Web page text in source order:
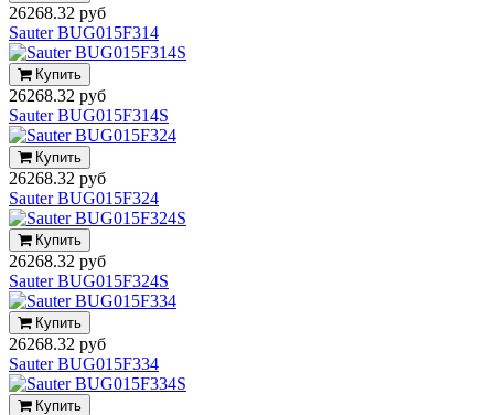
26268.32 руб
Sauter BUG015F314
Купить
26268.32 руб
Sauter BUG015F314S
Купить
26268.32 руб
Sauter BUG015F324
Купить
26268.32 руб
Sauter BUG015F324S
Купить
26268.32 руб
Sauter BUG015F334
Купить